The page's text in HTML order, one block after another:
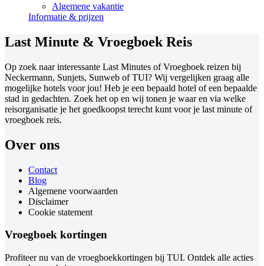
Algemene vakantie
Informatie & prijzen
Last Minute & Vroegboek Reis
Op zoek naar interessante Last Minutes of Vroegboek reizen bij
Neckermann, Sunjets, Sunweb of TUI? Wij vergelijken graag alle
mogelijke hotels voor jou! Heb je een bepaald hotel of een bepaalde
stad in gedachten. Zoek het op en wij tonen je waar en via welke
reisorganisatie je het goedkoopst terecht kunt voor je last minute of
vroegboek reis.
Over ons
Contact
Blog
Algemene voorwaarden
Disclaimer
Cookie statement
Vroegboek kortingen
Profiteer nu van de vroegboekkortingen bij TUI. Ontdek alle acties